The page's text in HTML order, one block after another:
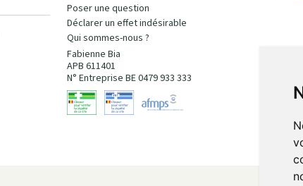
Poser une question
Déclarer un effet indésirable
Qui sommes-nous ?
Fabienne Bia
APB 611401
N° Entreprise BE 0479 933 333